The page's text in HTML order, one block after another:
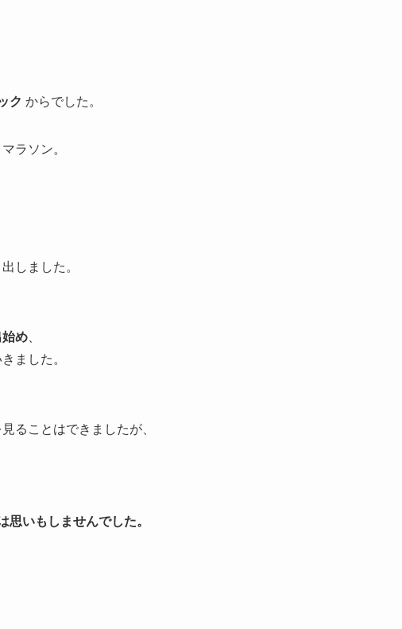
ク からでした。
ラソン。
しました。
め
ました。
ることはできましたが、
思いもしませんでした。